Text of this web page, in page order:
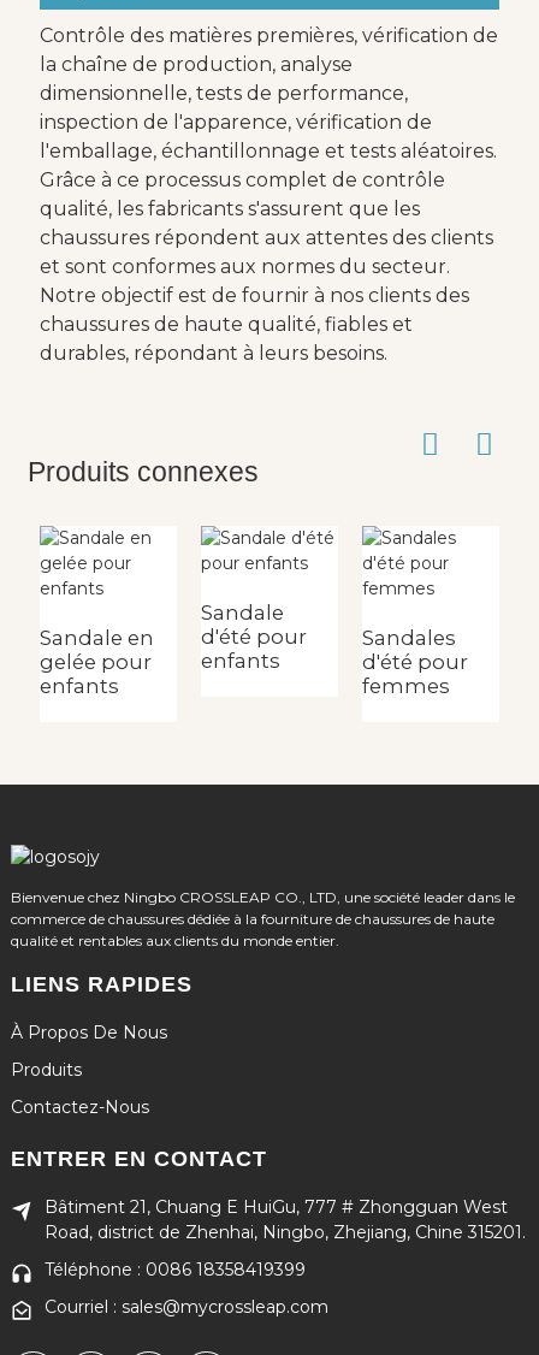
Contrôle des matières premières, vérification de
la chaîne de production, analyse
dimensionnelle, tests de performance,
inspection de l'apparence, vérification de
l'emballage, échantillonnage et tests aléatoires.
Grâce à ce processus complet de contrôle
qualité, les fabricants s'assurent que les
chaussures répondent aux attentes des clients
et sont conformes aux normes du secteur.
Notre objectif est de fournir à nos clients des
chaussures de haute qualité, fiables et
durables, répondant à leurs besoins.
Produits connexes
Sandale en
gelée pour
enfants
Sandale
d'été pour
enfants
Sandales
d'été pour
femmes
Bienvenue chez Ningbo CROSSLEAP CO., LTD, une société leader dans le
commerce de chaussures dédiée à la fourniture de chaussures de haute
qualité et rentables aux clients du monde entier.
LIENS RAPIDES
À Propos De Nous
Produits
Contactez-Nous
ENTRER EN CONTACT
Bâtiment 21, Chuang E HuiGu, 777 # Zhongguan West
Road, district de Zhenhai, Ningbo, Zhejiang, Chine 315201.
Téléphone : 0086 18358419399
Courriel : sales@mycrossleap.com